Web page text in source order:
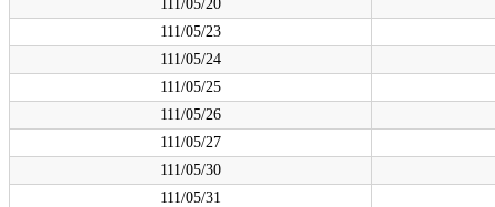
111/05/20
111/05/23
111/05/24
111/05/25
111/05/26
111/05/27
111/05/30
111/05/31